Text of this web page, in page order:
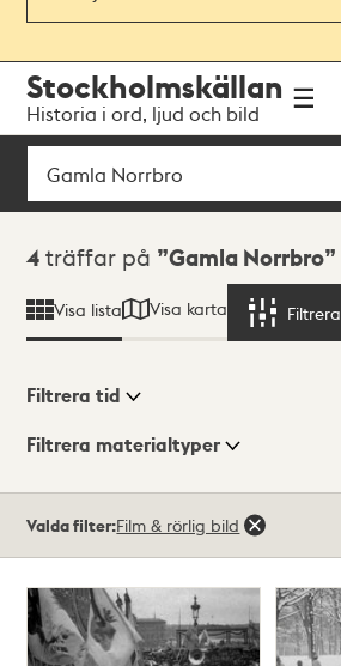
navigationen
huvudinnehållet
Stockholmskällan
Historia i ord, ljud och bild
Sök
Sökresultat
4 träffar på Gamla Norrbro
Visa lista Visa karta Filtrera
Visningsläge
Filtrera tid
Filtrera materialtyper
träffar
Valda filter:Film & rörlig bild